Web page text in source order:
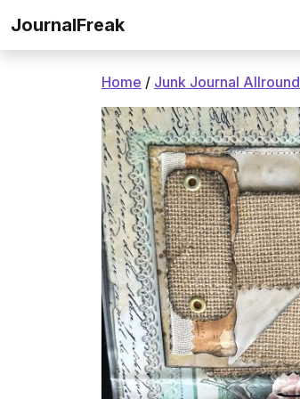
JournalFreak
Home / Junk Journal Allround